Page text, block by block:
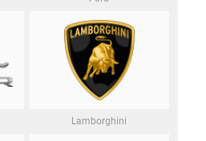
Lamborghini